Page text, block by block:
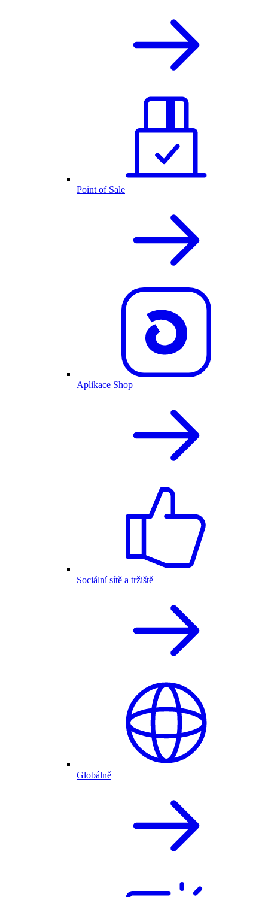
Point of Sale
Aplikace Shop
Sociální sítě a tržiště
Globálně